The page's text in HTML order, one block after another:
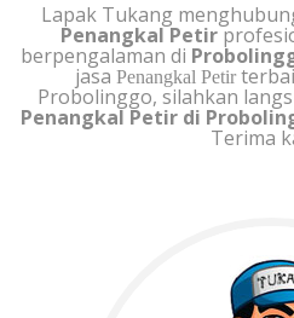
Lapak Tukang
Penangkal Petir
berpengalaman di
jasa Penangkal Petir
Probolinggo, silahkan
Penangkal Petir di
Terima